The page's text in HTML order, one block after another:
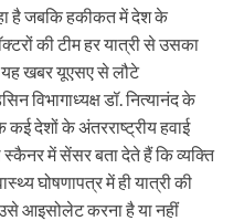
है जबकि हकीकत में देश के
की टीम हर यात्री से उसका
यह खबर यूएसए से लौटे
विभागाध्यक्ष डॉ. नित्यानंद के
कई देशों के अंतरराष्ट्रीय हवाई
में सेंसर बता देते हैं कि व्यक्ति
घोषणापत्र में ही यात्री की
आइसोलेट करना है या नहीं